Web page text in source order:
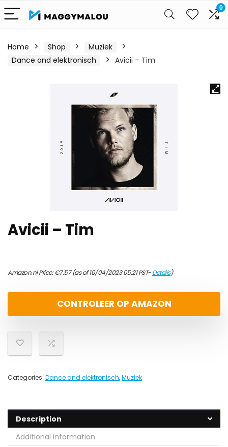
0
Home Shop
Muziek
Dance and elektronisch
Avicii – Tim
Avicii – Tim
Amazon.nl Price:€7.57(as of 10/04/2023 05:21 PST-Details)
CONTROLEER OP AMAZON
Categories: Dance and elektronisch,Muziek
Description
Additional information